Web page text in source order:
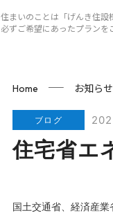
住まいのことは「げんき住設
必ずご希望にあったプランを
Home お知らせ
ブログ
住宅省エ
国土交通省、経済産